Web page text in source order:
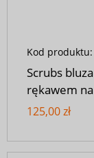
Kod produktu:
Scrubs
rękawem
125,00 zł